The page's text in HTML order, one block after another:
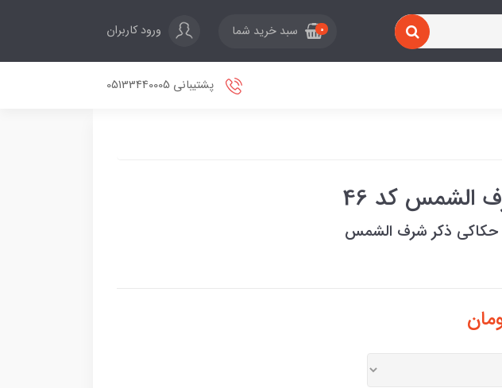
0 سبد خرید شما ورود کاربران
پشتیبانی 05133440005
الشمس کد 46
حکاکی ذکر شرف الشمس